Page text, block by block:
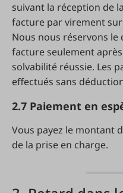
suivant la réception de
facture par virement
Nous nous réservons
facture seulement
solvabilité réussie. Les
effectués sans
2.7 Paiement en
Vous payez le montant
de la prise en charge.